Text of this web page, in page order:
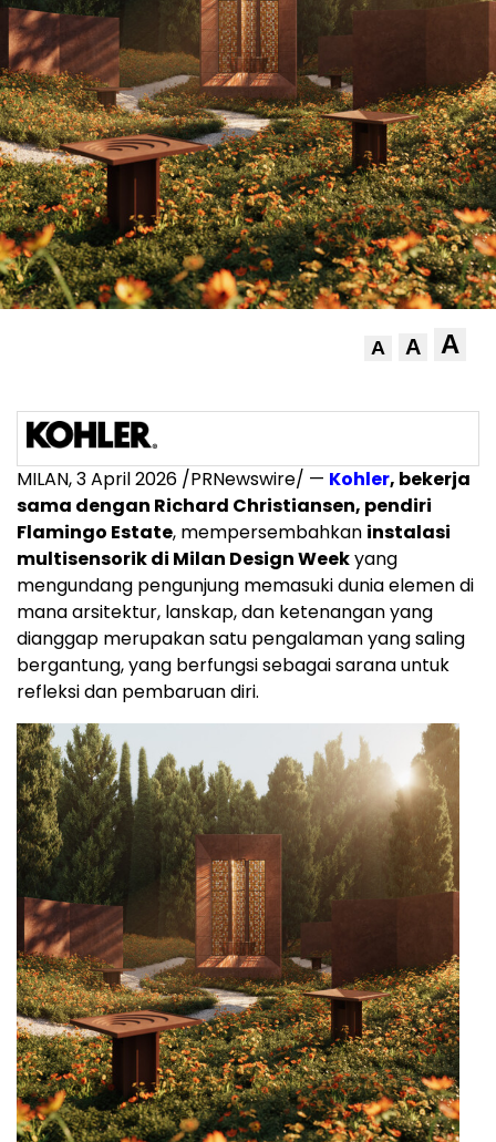
A A A
MILAN,3 April 2026 /PRNewswire/ — Kohler, bekerja
sama dengan Richard Christiansen, pendiri
Flamingo Estate, mempersembahkan instalasi
multisensorik di Milan Design Weekyang
mengundang pengunjung memasuki dunia elemen di
mana arsitektur, lanskap, dan ketenangan yang
dianggap merupakan satu pengalaman yang saling
bergantung, yang berfungsi sebagai sarana untuk
refleksi dan pembaruan diri.